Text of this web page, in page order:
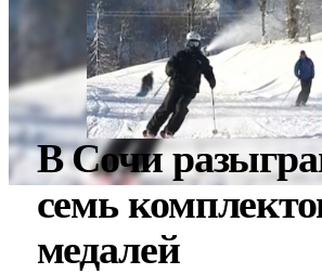
В Сочи
семь
медалей